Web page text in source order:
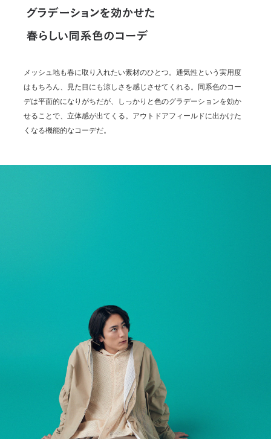
メッシュ地も春に取り入れたい素材のひとつ。通気性という実用度
はもちろん、見た目にも涼しさを感じさせてくれる。同系色のコー
デは平面的になりがちだが、しっかりと色のグラデーションを効か
せることで、立体感が出てくる。アウトドアフィールドに出かけた
くなる機能的なコーデだ。